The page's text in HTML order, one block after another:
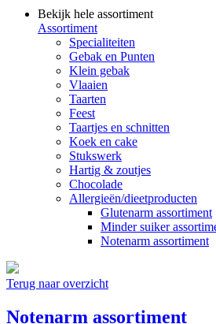
Bekijk hele assortiment
Assortiment
Specialiteiten
Gebak en Punten
Klein gebak
Vlaaien
Taarten
Feest
Taartjes en schnitten
Koek en cake
Stukswerk
Hartig & zoutjes
Chocolade
Allergieën/dieetproducten
Glutenarm assortiment
Minder suiker
Notenarm assortiment
Terug naar overzicht
Notenarm assortiment